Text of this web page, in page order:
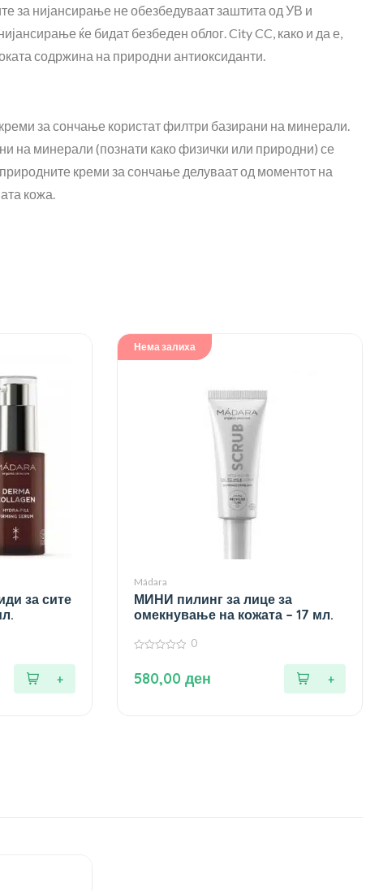
за нијансирање не обезбедуваат заштита од УВ и
ќе бидат безбеден облог. City CC, како и да е,
содржина на природни антиоксиданти.
за сончање користат филтри базирани на минерали.
на минерали (познати како физички или природни) се
креми за сончање делуваат од моментот на
кожа.
за сите
Нема залиха
Mádara
МИНИ пилинг за лице за
омекнување на кожата – 17 мл.
5
0
580,00 ден